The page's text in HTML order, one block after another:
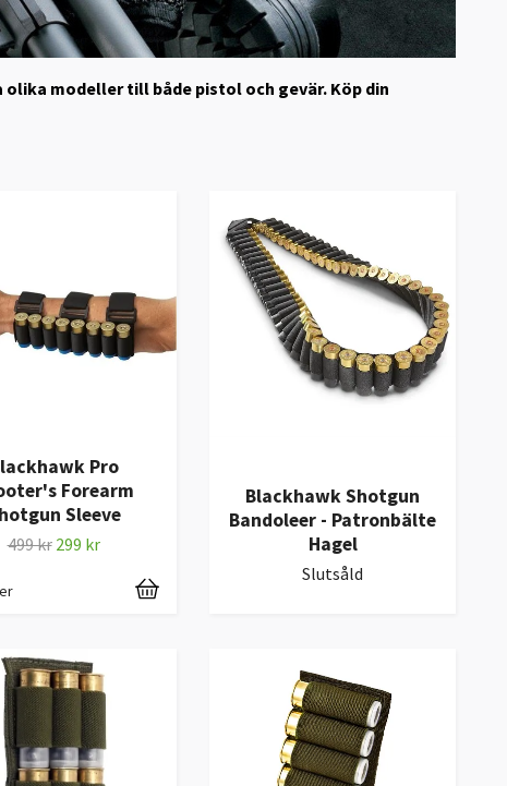
modeller till både pistol och gevär. Köp din
Pro
Forearm
Sleeve
499 kr 299 kr
Blackhawk Shotgun
Bandoleer - Patronbälte
Hagel
Slutsåld